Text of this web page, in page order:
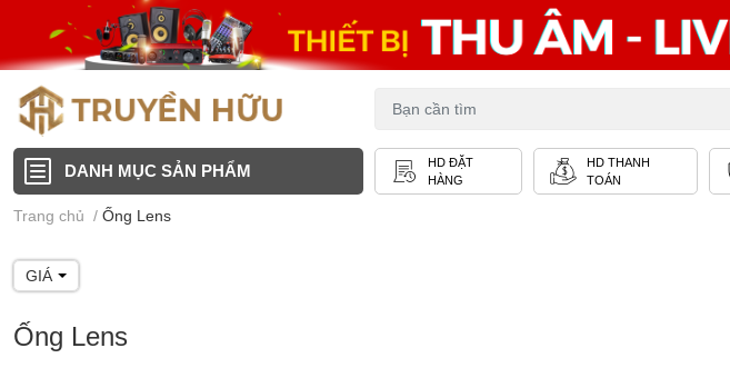
DANH MỤC SẢN PHẨM
HD ĐẶT
HÀNG
HD THANH
TOÁN
Trang chủ / Ống Lens
GIÁ
Ống Lens